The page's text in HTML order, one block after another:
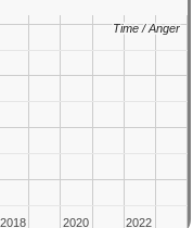
2018
2018 2020
2020 2022
2022
Time / Anger
Time / Anger